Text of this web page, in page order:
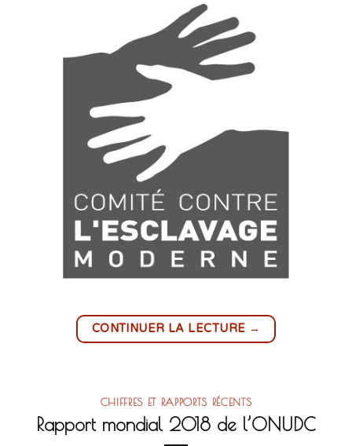
CONTINUER LA LECTURE →
CHIFFRES ET RAPPORTS RÉCENTS
Rapport mondial 2018 de l’ONUDC